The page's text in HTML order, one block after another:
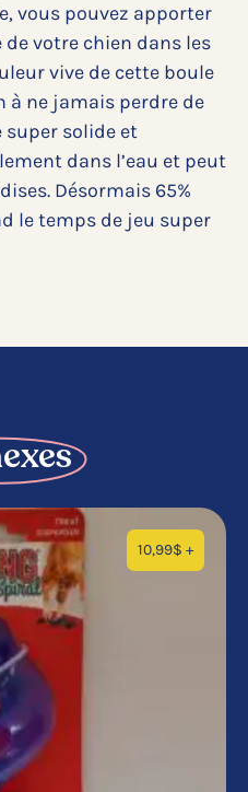
vous pouvez apporter
votre chien dans les
vive de cette boule
à ne jamais perdre de
super solide et
dans l’eau et peut
Désormais 65%
le temps de jeu super
10,99$ +